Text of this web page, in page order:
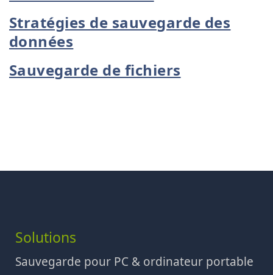
Stratégies de sauvegarde des
données
Sauvegarde de fichiers
Solutions
Sauvegarde pour PC & ordinateur portable